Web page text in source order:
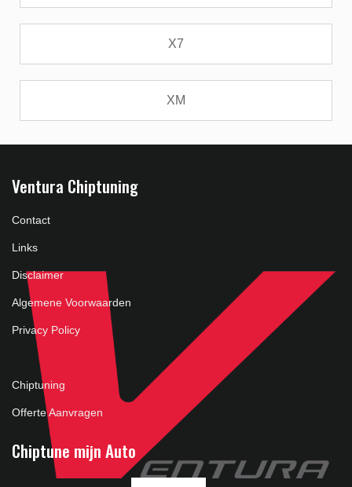
X7
XM
Ventura Chiptuning
Contact
Links
Disclaimer
Algemene Voorwaarden
Privacy Policy
Chiptuning
Offerte Aanvragen
Chiptune mijn Auto